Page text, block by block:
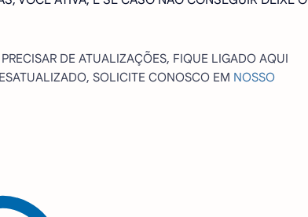
DE ATUALIZAÇÕES, FIQUE LIGADO AQUI
SOLICITE CONOSCO EM NOSSO